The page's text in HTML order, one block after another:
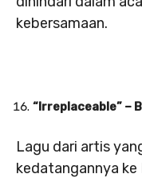
kebersamaan.
“Irreplaceable” –
Lagu dari artis
kedatangannya